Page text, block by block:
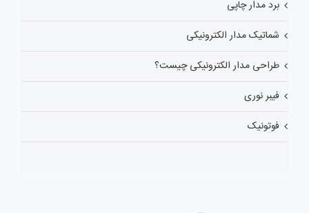
برد مدار چاپی
شماتیک مدار الکترونیکی
طراحی مدار الکترونیکی چیست؟
فیبر نوری
فوتونیک